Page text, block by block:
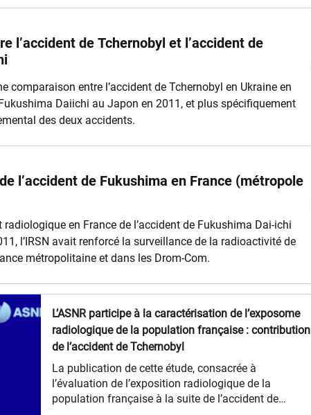
l’accident de Tchernobyl et l’accident de
comparaison entre l’accident de Tchernobyl en Ukraine en
Daiichi au Japon en 2011, et plus spécifiquement
des deux accidents.
l’accident de Fukushima en France (métropole
radiologique en France de l’accident de Fukushima Dai-ichi
l’IRSN avait renforcé la surveillance de la radioactivité de
métropolitaine et dans les Drom-Com.
L’ASNR participe à la caractérisation de l’exposome
radiologique de la population française : contribution
de l’accident de Tchernobyl
La publication de cette étude, consacrée à
l’évaluation de l’exposition radiologique de la
population française à la suite de l’accident de